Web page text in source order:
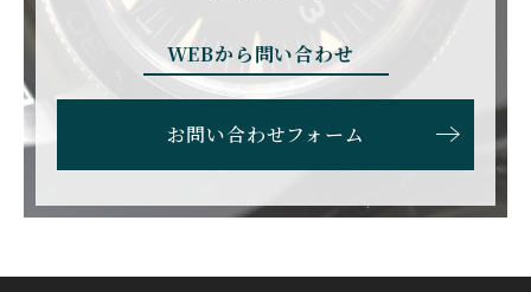
EBERHARD
エベラール
EDOX
エドックス
F.P.ジュルヌ
ファーブル・ルーバ フォルティス
FRANCK MULLER NT
WEBから問い合わせ
お問い合わせフォーム